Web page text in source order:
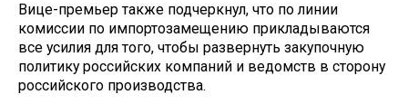
Вице-премьер также подчеркнул, что по линии
комиссии по импортозамещению прикладываются
все усилия для того, чтобы развернуть закупочную
политику российских компаний и ведомств в сторону
российского производства.